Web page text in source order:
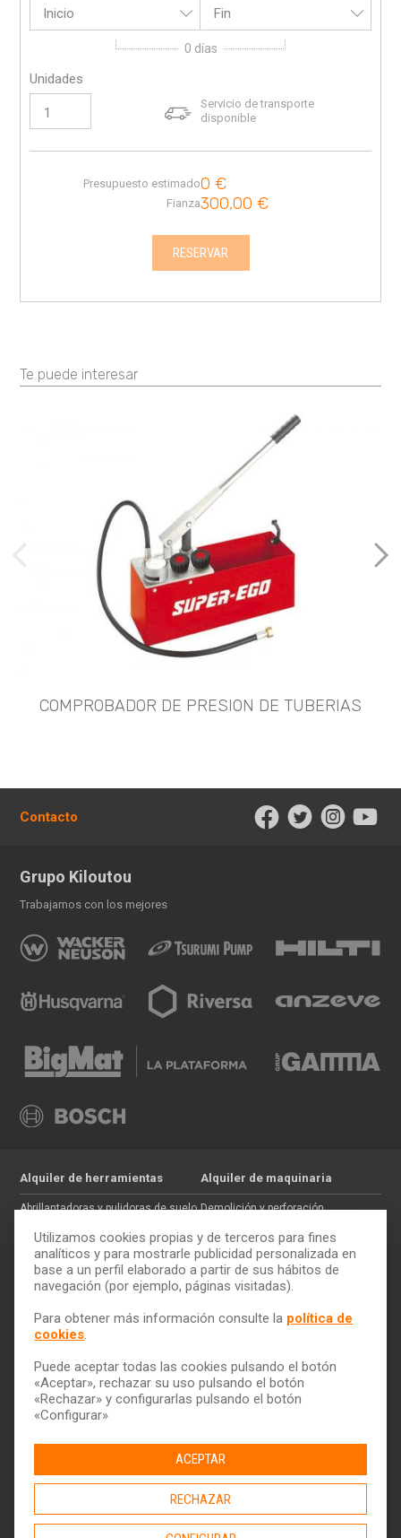
Inicio Fin
0 días
Unidades
Servicio de transporte
disponible
Presupuesto estimado0 €
Fianza300,00 €
RESERVAR
Te puede interesar
COMPROBADOR DE PRESION DE TUBERIAS
imágenes anteriores
Contacto
Grupo Kiloutou
Trabajamos con los mejores
Alquiler de herramientas
Abrillantadoras y pulidoras de suelo
Tratamiento de maderas
Pintura y paredes
Electricidad
Alquiler de maquinaria
Demolición y perforación
Movimiento de tierras
Auxiliar de construcción
Trabajos en altura
Tarifas y ofertas
Servicio de transporte
Descarga nuestro catálogo
Trabaja con nosotros
Ética y Cumplimiento
Utilizamos cookies propias y de terceros para fines
analíticos y para mostrarle publicidad personalizada en
base a un perfil elaborado a partir de sus hábitos de
navegación (por ejemplo, páginas visitadas).
Para obtener más información consulte la política de
cookies.
Puede aceptar todas las cookies pulsando el botón
«Aceptar», rechazar su uso pulsando el botón
«Rechazar» y configurarlas pulsando el botón
«Configurar»
ACEPTAR
RECHAZAR